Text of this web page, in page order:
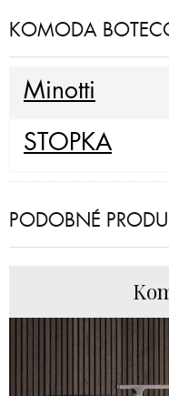
KOMODA
Minotti
STOPKA
PODOBNÉ